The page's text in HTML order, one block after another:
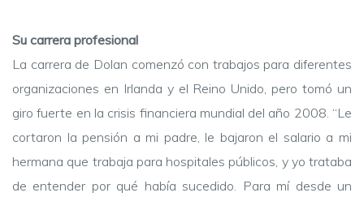
Su carrera profesional
La carrera de Dolan comenzó con trabajos para diferentes
organizaciones en Irlanda y el Reino Unido, pero tomó un
giro fuerte en la crisis financiera mundial del año 2008. “Le
cortaron la pensión a mi padre, le bajaron el salario a mi
hermana que trabaja para hospitales públicos, y yo trataba
de entender por qué había sucedido. Para mí desde un